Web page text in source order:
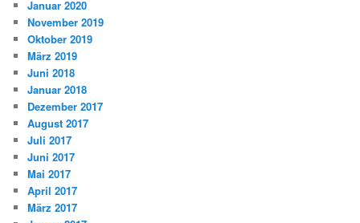
Januar 2020
November 2019
Oktober 2019
März 2019
Juni 2018
Januar 2018
Dezember 2017
August 2017
Juli 2017
Juni 2017
Mai 2017
April 2017
März 2017